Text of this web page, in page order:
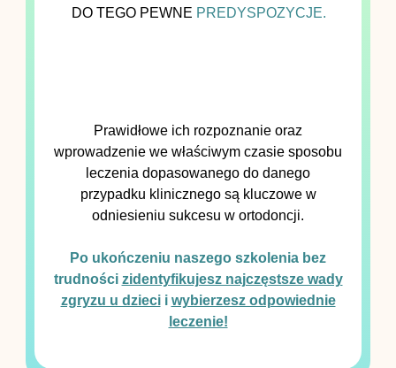
Prawidłowe ich rozpoznanie oraz
wprowadzenie we właściwym czasie sposobu
leczenia dopasowanego do danego
przypadku klinicznego są kluczowe w
odniesieniu sukcesu w ortodoncji.
Po ukończeniu naszego szkolenia bez
trudności zidentyfikujesz najczęstsze wady
zgryzu u dziecii wybierzesz odpowiednie
leczenie!
DO TEGO PEWNE PREDYSPOZYCJE.